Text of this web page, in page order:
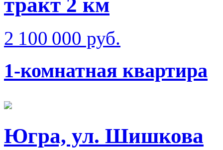
тракт 2 км
2 100 000 руб.
1-комнатная квартира
Югра, ул. Шишкова